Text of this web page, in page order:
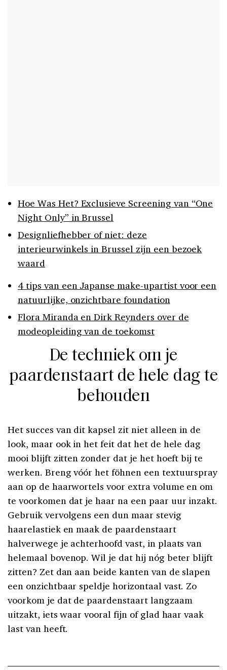
Hoe Was Het? Exclusieve Screening van “One
Night Only” in Brussel
Designliefhebber of niet: deze
interieurwinkels in Brussel zijn een bezoek
waard
4 tips van een Japanse make-upartist voor een
natuurlijke, onzichtbare foundation
Flora Miranda en Dirk Reynders over de
modeopleiding van de toekomst
De techniek om je
paardenstaart de hele dag te
behouden
Het succes van dit kapsel zit niet alleen in de
look, maar ook in het feit dat het de hele dag
mooi blijft zitten zonder dat je het hoeft bij te
werken. Breng vóór het föhnen een textuurspray
aan op de haarwortels voor extra volume en om
te voorkomen dat je haar na een paar uur inzakt.
Gebruik vervolgens een dun maar stevig
haarelastiek en maak de paardenstaart
halverwege je achterhoofd vast, in plaats van
helemaal bovenop. Wil je dat hij nóg beter blijft
zitten? Zet dan aan beide kanten van de slapen
een onzichtbaar speldje horizontaal vast. Zo
voorkom je dat de paardenstaart langzaam
uitzakt, iets waar vooral fijn of glad haar vaak
last van heeft.